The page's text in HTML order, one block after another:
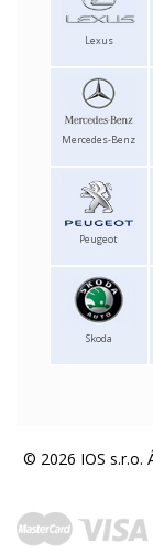
Lexus
Mercedes-Benz
Peugeot
Skoda
© 2026 IOS s.r.o.